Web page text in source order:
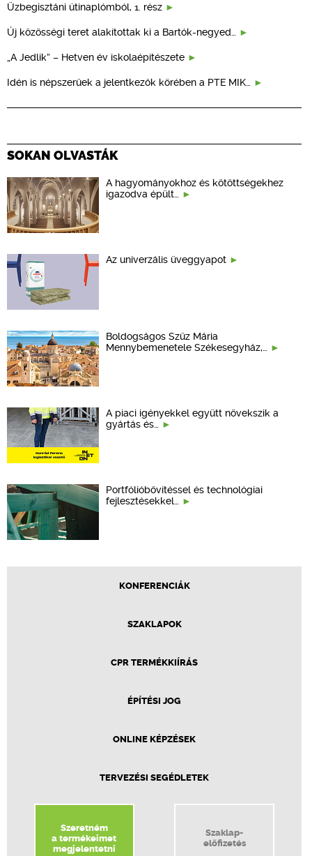
Üzbegisztáni útinaplómból, 1. rész
Új közösségi teret alakítottak ki a Bartók-negyed…
„A Jedlik” – Hetven év iskolaépítészete
Idén is népszerűek a jelentkezők körében a PTE MIK…
SOKAN OLVASTÁK
A hagyományokhoz és kötöttségekhez
igazodva épült…
Az univerzális üveggyapot
Boldogságos Szűz Mária
Mennybemenetele Székesegyház,…
A piaci igényekkel együtt növekszik a
gyártás és…
Portfólióbővítéssel és technológiai
fejlesztésekkel…
KONFERENCIÁK
SZAKLAPOK
CPR TERMÉKKIÍRÁS
ÉPÍTÉSI JOG
ONLINE KÉPZÉSEK
TERVEZÉSI SEGÉDLETEK
Szeretném
a termékeimet
megjelentetni
Szaklap-
előfizetés